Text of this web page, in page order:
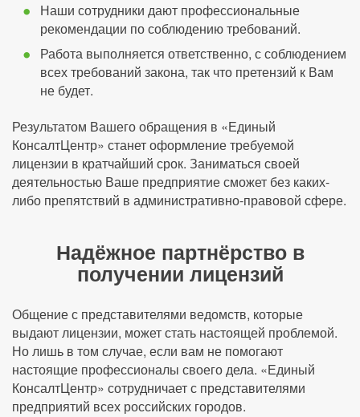
Наши сотрудники дают профессиональные
рекомендации по соблюдению требований.
Работа выполняется ответственно, с соблюдением
всех требований закона, так что претензий к Вам
не будет.
Результатом Вашего обращения в «Единый
КонсалтЦентр» станет оформление требуемой
лицензии в кратчайший срок. Заниматься своей
деятельностью Ваше предприятие сможет без каких-
либо препятствий в административно-правовой сфере.
Надёжное партнёрство в
получении лицензий
Общение с представителями ведомств, которые
выдают лицензии, может стать настоящей проблемой.
Но лишь в том случае, если вам не помогают
настоящие профессионалы своего дела. «Единый
КонсалтЦентр» сотрудничает с представителями
предприятий всех российских городов.